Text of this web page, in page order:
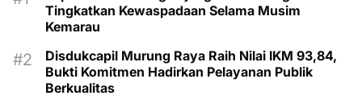
Tingkatkan Kewaspadaan Selama Musim
Kemarau
Disdukcapil Murung Raya Raih Nilai IKM 93,84,
Bukti Komitmen Hadirkan Pelayanan Publik
Berkualitas